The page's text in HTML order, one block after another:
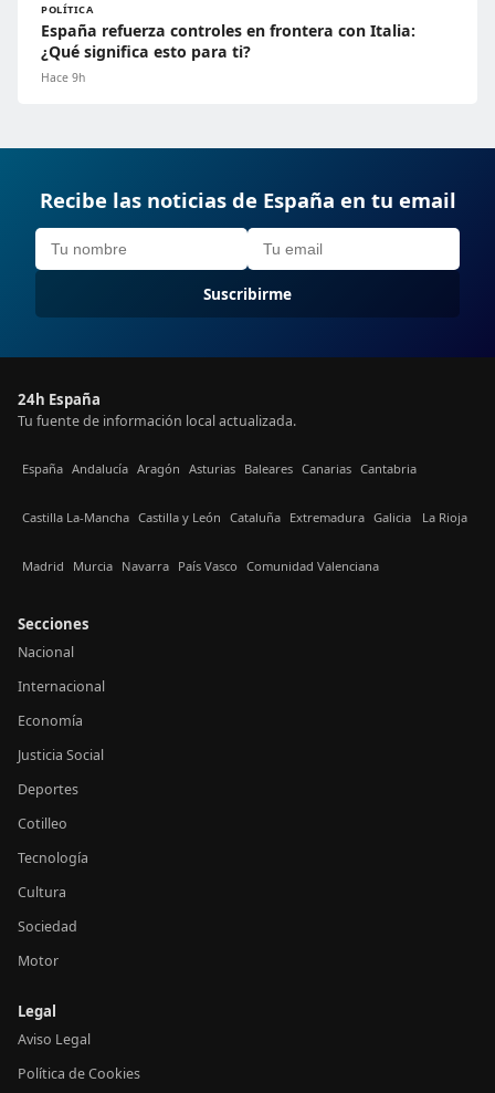
POLÍTICA
España refuerza controles en frontera con Italia:
¿Qué significa esto para ti?
Hace 9h
Recibe las noticias de España en tu email
Suscribirme
24h España
Tu fuente de información local actualizada.
España Andalucía Aragón Asturias Baleares Canarias Cantabria
Castilla La-Mancha Castilla y León Cataluña Extremadura Galicia La Rioja
Madrid Murcia Navarra País Vasco Comunidad Valenciana
Secciones
Nacional
Internacional
Economía
Justicia Social
Deportes
Cotilleo
Tecnología
Cultura
Sociedad
Motor
Legal
Aviso Legal
Política de Cookies